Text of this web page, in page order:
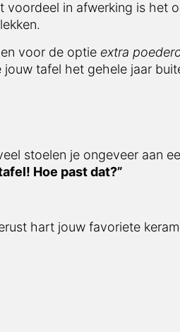
is het onderstel door
voor de optieextra
het gehele jaar buiten laten
je ongeveer aan een
Hoe past dat?”
hart jouw favoriete